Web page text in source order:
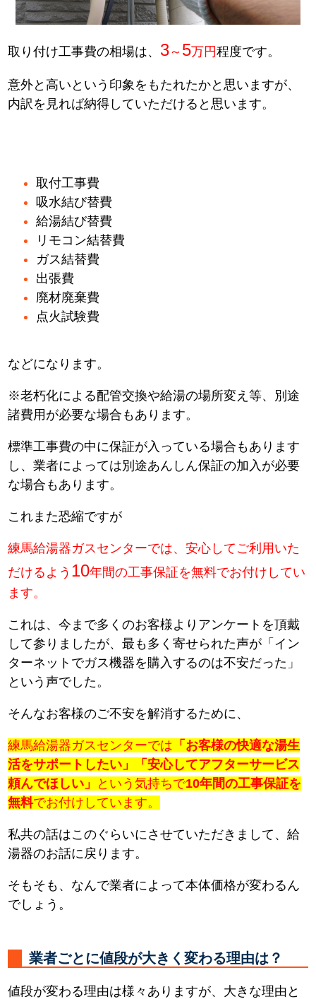
取り付け工事費の相場は、 3～ 5万円程度です。
意外と高いという印象をもたれたかと思いますが、
内訳を見れば納得していただけると思います。
取付工事費
吸水結び替費
給湯結び替費
リモコン結替費
ガス結替費
出張費
廃材廃棄費
点火試験費
などになります。
※老朽化による配管交換や給湯の場所変え等、別途
諸費用が必要な場合もあります。
標準工事費の中に保証が入っている場合もあります
し、業者によっては別途あんしん保証の加入が必要
な場合もあります。
これまた恐縮ですが
練馬給湯器ガスセンターでは、安心してご利用いた
だけるよう 10年間の工事保証を無料でお付けしてい
ます。
これは、今まで多くのお客様よりアンケートを頂戴
して参りましたが、最も多く寄せられた声が「イン
ターネットでガス機器を購入するのは不安だった」
という声でした。
そんなお客様のご不安を解消するために、
練馬給湯器ガスセンターでは 「お客様の快適な湯生
活をサポートしたい」「安心してアフターサービス
頼んでほしい」
という気持ちで10年間の工事保証を
無料でお付けしています。
私共の話はこのぐらいにさせていただきまして、給
湯器のお話に戻ります。
そもそも、なんで業者によって本体価格が変わるん
でしょう。
業者ごとに値段が大きく変わる理由は？
値段が変わる理由は様々ありますが、大きな理由と